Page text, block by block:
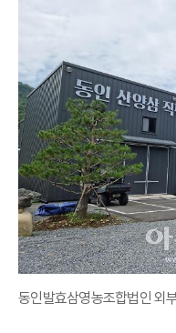
동인발효삼영농조합법인 외